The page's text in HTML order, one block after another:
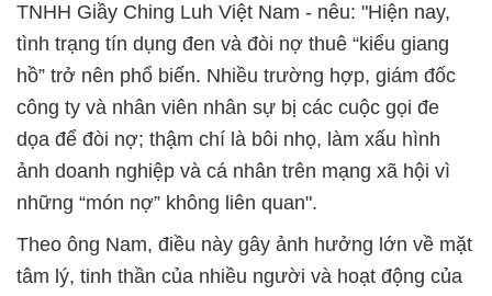
TNHH Giầy Ching Luh Việt Nam - nêu: "Hiện nay,
tình trạng tín dụng đen và đòi nợ thuê “kiểu giang
hồ” trở nên phổ biến. Nhiều trường hợp, giám đốc
công ty và nhân viên nhân sự bị các cuộc gọi đe
dọa để đòi nợ; thậm chí là bôi nhọ, làm xấu hình
ảnh doanh nghiệp và cá nhân trên mạng xã hội vì
những “món nợ” không liên quan".
Theo ông Nam, điều này gây ảnh hưởng lớn về mặt
tâm lý, tinh thần của nhiều người và hoạt động của